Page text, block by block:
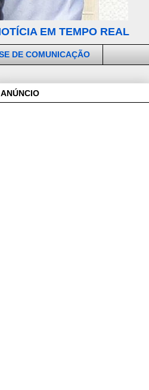
EM TEMPO REAL
DE COMUNICAÇÃO
ANÚNCIO